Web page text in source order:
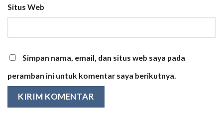
Situs Web
Simpan nama, email, dan situs web saya pada
peramban ini untuk komentar saya berikutnya.